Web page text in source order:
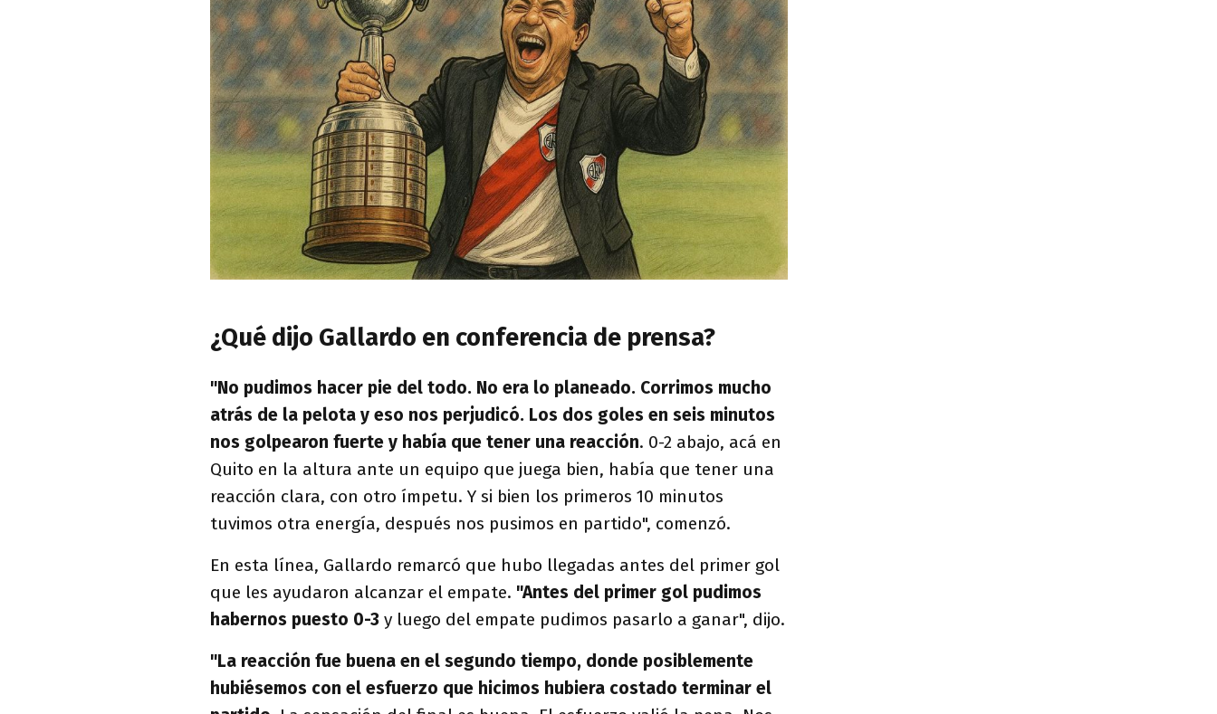
¿Qué dijo Gallardo en conferencia de prensa?
"No pudimos hacer pie del todo. No era lo planeado. Corrimos mucho
atrás de la pelota y eso nos perjudicó. Los dos goles en seis minutos
nos golpearon fuerte y había que tener una reacción. 0-2 abajo, acá en
Quito en la altura ante un equipo que juega bien, había que tener una
reacción clara, con otro ímpetu. Y si bien los primeros 10 minutos
tuvimos otra energía, después nos pusimos en partido", comenzó.
En esta línea, Gallardo remarcó que hubo llegadas antes del primer gol
que les ayudaron alcanzar el empate. "Antes del primer gol pudimos
habernos puesto 0-3 y luego del empate pudimos pasarlo a ganar", dijo.
"La reacción fue buena en el segundo tiempo, donde posiblemente
hubiésemos con el esfuerzo que hicimos hubiera costado terminar el